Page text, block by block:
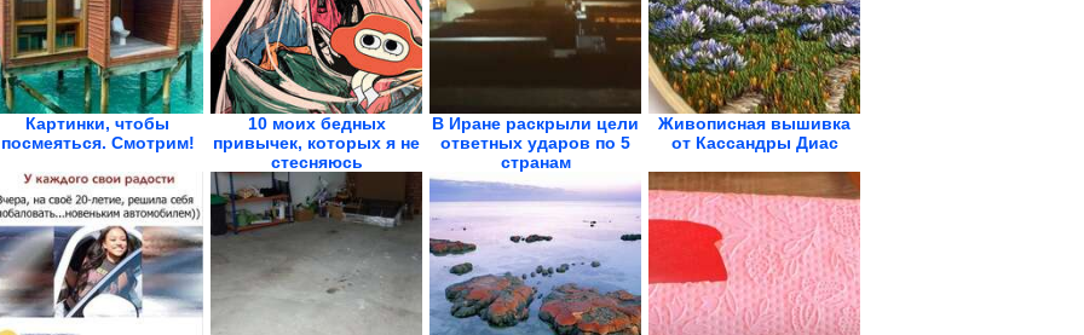
Картинки, чтобы
посмеяться. Смотрим!
10 моих бедных
привычек, которых я не
стесняюсь
В Иране раскрыли цели
ответных ударов по 5
странам
Живописная вышивка
от Кассандры Диас